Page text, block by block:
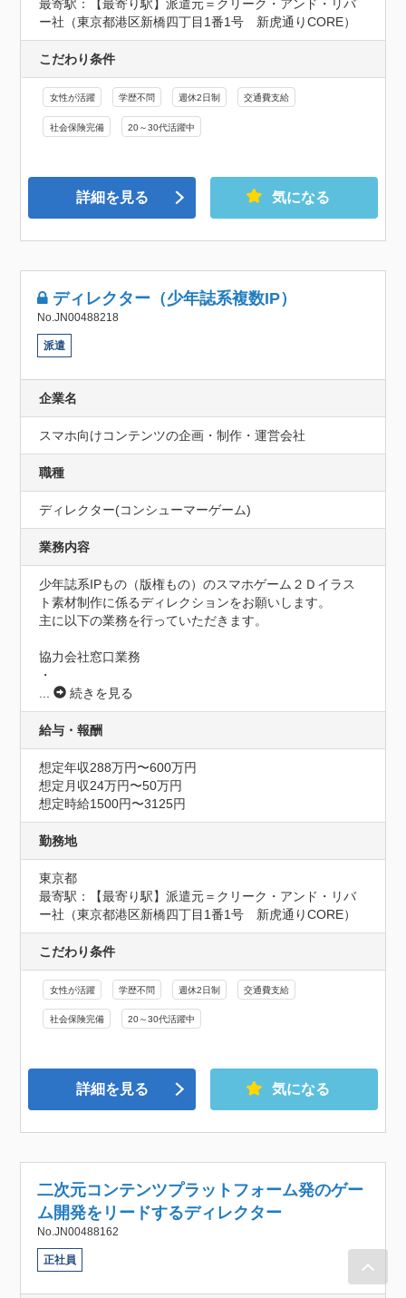
最寄駅：【最寄り駅】派遣元＝クリーク・アンド・リバ
ー社（東京都港区新橋四丁目1番1号　新虎通りCORE）
こだわり条件
女性が活躍 学歴不問 週休2日制 交通費支給
社会保険完備 20～30代活躍中
詳細を見る 気になる
ディレクター（少年誌系複数IP）
No.JN00488218
派遣
企業名
スマホ向けコンテンツの企画・制作・運営会社
職種
ディレクター(コンシューマーゲーム)
業務内容
少年誌系IPもの（版権もの）のスマホゲーム２Ｄイラス
ト素材制作に係るディレクションをお願いします。
主に以下の業務を行っていただきます。
協力会社窓口業務
・
...
続きを見る
給与・報酬
想定年収288万円〜600万円
想定月収24万円〜50万円
想定時給1500円〜3125円
勤務地
東京都
最寄駅：【最寄り駅】派遣元＝クリーク・アンド・リバ
ー社（東京都港区新橋四丁目1番1号　新虎通りCORE）
こだわり条件
女性が活躍 学歴不問 週休2日制 交通費支給
社会保険完備 20～30代活躍中
詳細を見る 気になる
二次元コンテンツプラットフォーム発のゲー
ム開発をリードするディレクター
No.JN00488162
正社員